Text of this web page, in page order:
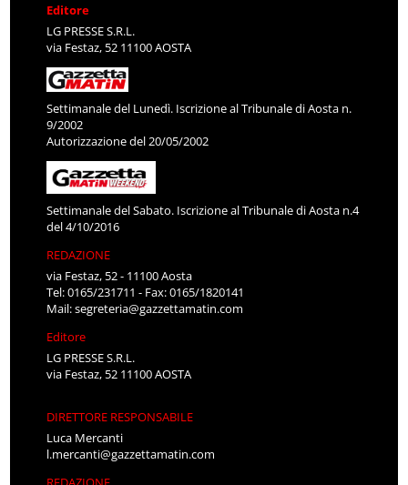
Editore
LG PRESSE S.R.L.
via Festaz, 52 11100 AOSTA
Settimanale del Lunedì. Iscrizione al Tribunale di Aosta n.
9/2002
Autorizzazione del 20/05/2002
Settimanale del Sabato. Iscrizione al Tribunale di Aosta n.4
del 4/10/2016
REDAZIONE
via Festaz, 52 - 11100 Aosta
Tel: 0165/231711 - Fax: 0165/1820141
Mail:segreteria@gazzettamatin.com
Editore
LG PRESSE S.R.L.
via Festaz, 52 11100 AOSTA
DIRETTORE RESPONSABILE
Luca Mercanti
l.mercanti@gazzettamatin.com